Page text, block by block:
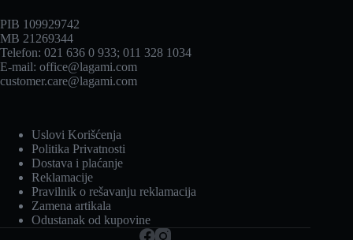
PIB 109929742
MB 21269344
Telefon: 021 636 0 933; 011 328 1034
E-mail: office@lagami.com
customer.care@lagami.com
Uslovi Korišćenja
Politika Privatnosti
Dostava i plaćanje
Reklamacije
Pravilnik o rešavanju reklamacija
Zamena artikala
Odustanak od kupovine